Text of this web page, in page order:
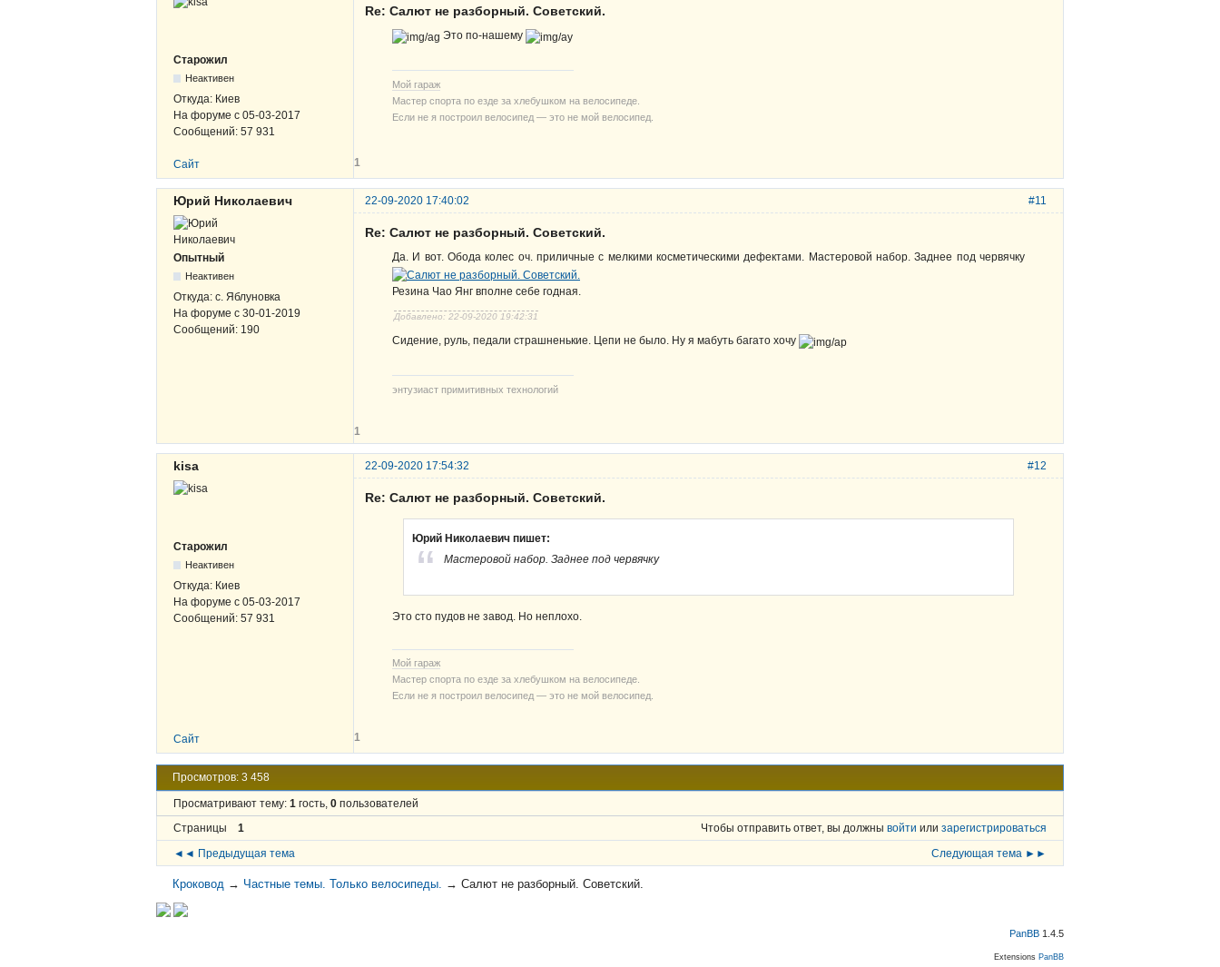
Старожил
Неактивен
Откуда: Киев
На форуме с 05-03-2017
Сообщений: 57 931
Re: Салют не разборный. Советский.
Это по-нашему
Мой гараж
Мастер спорта по езде за хлебушком на велосипеде.
Если не я построил велосипед — это не мой велосипед.
Сайт 1
#11
Юрий Николаевич 22-09-2020 17:40:02
Опытный
Неактивен
Откуда: с. Яблуновка
На форуме с 30-01-2019
Сообщений: 190
Re: Салют не разборный. Советский.
Да. И вот. Обода колес оч. приличные с мелкими косметическими дефектами. Мастеровой набор. Заднее под червячку
Резина Чао Янг вполне себе годная.
Добавлено: 22-09-2020 19:42:31
Сидение, руль, педали страшненькие. Цепи не было. Ну я мабуть багато хочу
энтузиаст примитивных технологий
1
#12
kisa 22-09-2020 17:54:32
Старожил
Неактивен
Откуда: Киев
На форуме с 05-03-2017
Сообщений: 57 931
Re: Салют не разборный. Советский.
Юрий Николаевич пишет:
Мастеровой набор. Заднее под червячку
Это сто пудов не завод. Но неплохо.
Мой гараж
Мастер спорта по езде за хлебушком на велосипеде.
Если не я построил велосипед — это не мой велосипед.
Сайт 1
Просмотров: 3 458
Просматривают тему: 1 гость, 0 пользователей
Страницы
1 Чтобы отправить ответ, вы должны войти или зарегистрироваться
◄◄ Предыдущая тема
Следующая тема ►►
Кроковод → Частные темы. Только велосипеды. →Салют не разборный. Советский.
PanBB 1.4.5
Extensions PanBB